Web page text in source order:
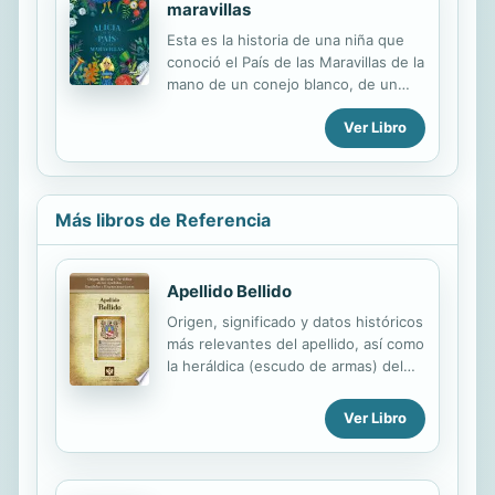
del mundo "psi". La chispa que lo
aprobación por parte de la Asamblea
–en octubre de 2003– de una
enmienda conocida hoy como la
Enmienda Accoyer, que resultó ser el
cabo de un hilo que llevó a una
madeja de nudos nada simples de
desanudar. Detrás de esa ...
maravillas
Esta es la historia de una niña que
conoció el País de las Maravillas de la
mano de un conejo blanco, de un
sombrerero y de un gato sonriente.
Ver Libro
Más libros de Referencia
Apellido Bellido
Origen, significado y datos históricos
más relevantes del apellido, así como
la heráldica (escudo de armas) del
edición de todas nuestras láminas
nos regimos por un estricto
protocolo cuya finalidad es la de
garantizar la veracidad y utilidad de la
Ver Libro